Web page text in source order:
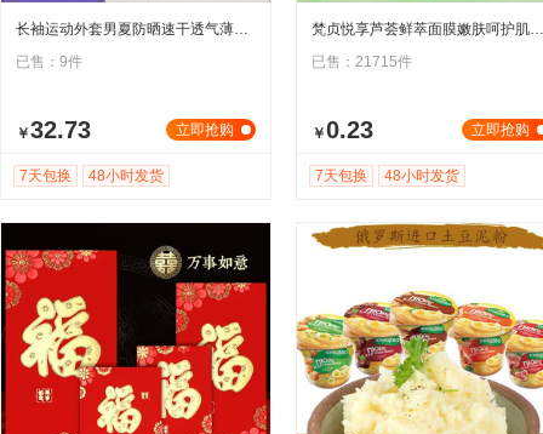
长袖运动外套男夏防晒速干透气薄款跑步外套训练瑜伽健身外套
已售：9件
立即抢购
￥32.73
7天包换 48小时发货
梵贞悦享芦荟鲜萃面膜嫩肤呵护肌肤补水保湿滋润积雪草芦荟面膜片
已售：21715件
立即抢购
￥0.23
7天包换 48小时发货